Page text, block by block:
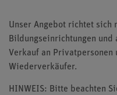
Unser Angebot richtet sich
Bildungseinrichtungen
Verkauf an
Wiederverkäufer.
HINWEIS: Bitte beachten